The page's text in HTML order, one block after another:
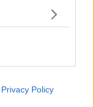
Privacy Policy